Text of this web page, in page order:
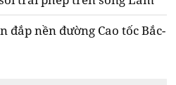
đắp nền đường Cao tốc Bắc-